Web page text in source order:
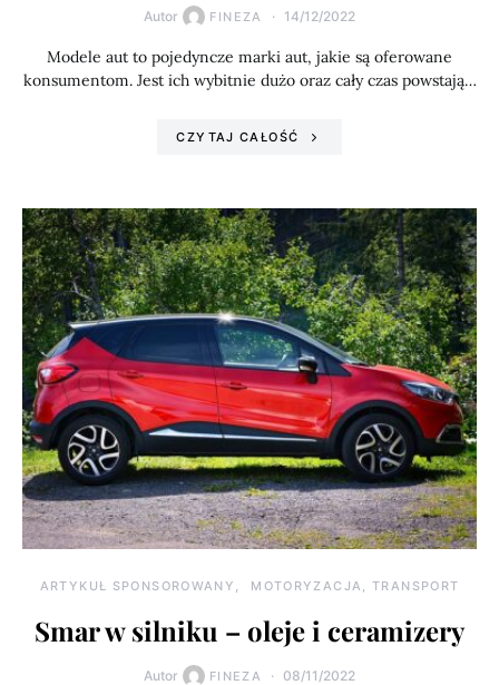
Autor FINEZA 14/12/2022
Modele aut to pojedyncze marki aut, jakie są oferowane
konsumentom. Jest ich wybitnie dużo oraz cały czas powstają…
CZYTAJ CAŁOŚĆ
ARTYKUŁ SPONSOROWANY MOTORYZACJA, TRANSPORT
Smar w silniku – oleje i ceramizery
Autor FINEZA 08/11/2022